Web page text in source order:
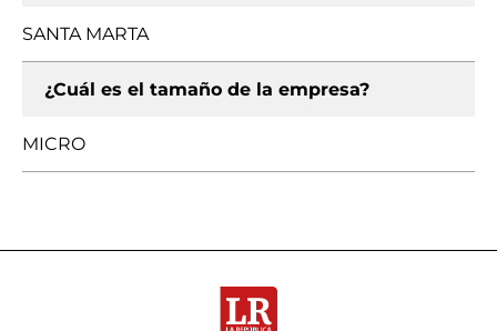
SANTA MARTA
¿Cuál es el tamaño de la empresa?
MICRO